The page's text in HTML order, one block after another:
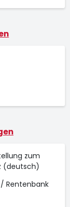
zum
(deutsch)
Rentenbank